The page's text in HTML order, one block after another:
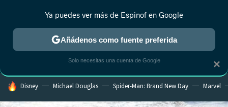
ESTRENOS REALITY ANIME RANKINGS CINE
HOY SE HABLA DE
Disney Michael Douglas Spider-Man: Brand New Day Marvel
×
Ya puedes ver más de Espinof en Google
Añádenos como fuente preferida
Solo necesitas una cuenta de Google